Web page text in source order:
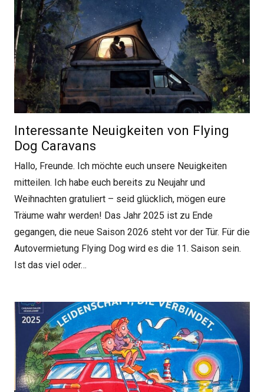
Interessante Neuigkeiten von Flying
Dog Caravans
Hallo, Freunde. Ich möchte euch unsere Neuigkeiten
mitteilen. Ich habe euch bereits zu Neujahr und
Weihnachten gratuliert – seid glücklich, mögen eure
Träume wahr werden! Das Jahr 2025 ist zu Ende
gegangen, die neue Saison 2026 steht vor der Tür. Für die
Autovermietung Flying Dog wird es die 11. Saison sein.
Ist das viel oder…